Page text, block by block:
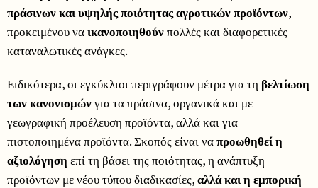
πράσινων και υψηλής ποιότητας αγροτικών προϊόντων,
προκειμένου ναικανοποιηθούνπολλές και διαφορετικές
καταναλωτικές ανάγκες.
Ειδικότερα, οι εγκύκλιοι περιγράφουν μέτρα για τη βελτίωση
των κανονισμώνγια τα πράσινα, οργανικά και με
γεωγραφική προέλευση προϊόντα, αλλά και για
πιστοποιημένα προϊόντα. Σκοπός είναι ναπροωθηθεί η
αξιολόγηση επί τη βάσει της ποιότητας, η ανάπτυξη
προϊόντων με νέου τύπου διαδικασίες,αλλά και η εμπορική